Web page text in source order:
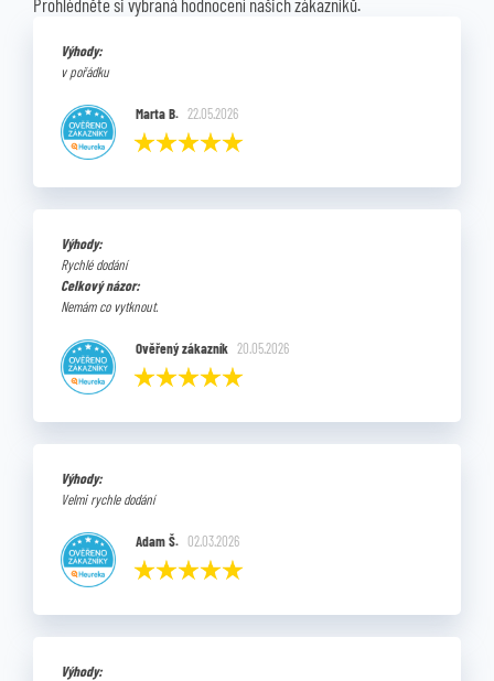
Výhody:
v pořádku
Marta B. 22.05.2026
Výhody:
Rychlé dodání
Celkový názor:
Nemám co vytknout.
Ověřený zákazník 20.05.2026
Výhody:
Velmi rychle dodání
Adam Š. 02.03.2026
Výhody: